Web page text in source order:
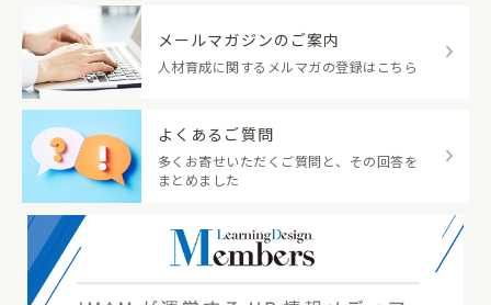
メールマガジンのご案内
人材育成に関するメルマガの登録はこちら
よくあるご質問
多くお寄せいただくご質問と、その回答を
まとめました